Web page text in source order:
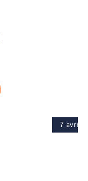
7 avril